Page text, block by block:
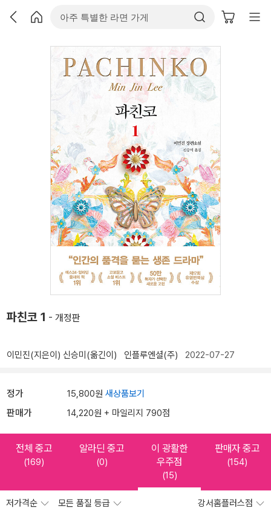
파친코 1 - 개정판
이민진(지은이) 신승미(옮긴이) 인플루엔셜(주) 2022-07-27
정가 15,800원 새상품보기
판매가 14,220원 + 마일리지 790점
전체 중고
(169)
알라딘 중고
(0)
이 광활한
우주점
(15)
판매자 중고
(154)
저가격순 모든 품질 등급 강서홈플러스점